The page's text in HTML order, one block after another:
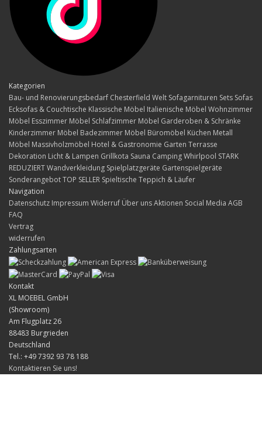
Kategorien
Bau- und Renovierungsbedarf Chesterfield Welt Sofagarnituren Sets Sofas
Ecksofas & Couchtische Klassische Möbel Italienische Möbel Wohnzimmer
Möbel Esszimmer Möbel Schlafzimmer Möbel Garderoben & Schränke
Kinderzimmer Möbel Badezimmer Möbel Büromöbel Küchen Metall
Möbel Massivholzmöbel Hotel & Gastronomie Garten Terrasse
Dekoration Licht & Lampen Grillkota Sauna Camping Whirlpool STARK
REDUZIERTWandverkleidung Spielplatzgeräte Gartenspielgeräte
SonderangebotTOP SELLER Spieltische Teppich & Läufer
Navigation
Datenschutz Impressum Widerruf Über unsAktionen Social Media AGB
FAQ
Vertrag
widerrufen
Zahlungsarten
Kontakt
XL MOEBEL GmbH
(Showroom)
Am Flugplatz 26
88483 Burgrieden
Deutschland
Tel.: +49 7392 93 78 188
Kontaktieren Sie uns!